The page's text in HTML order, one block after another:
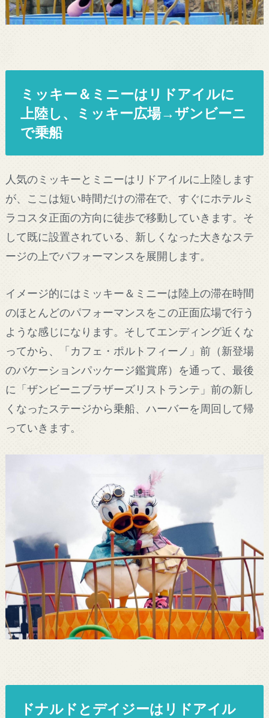
ミッキー＆ミニーはリドアイルに
上陸し、ミッキー広場→ザンビーニ
で乗船
人気のミッキーとミニーはリドアイルに上陸します
が、ここは短い時間だけの滞在で、すぐにホテルミ
ラコスタ正面の方向に徒歩で移動していきます。そ
して既に設置されている、新しくなった大きなステ
ージの上でパフォーマンスを展開します。
イメージ的にはミッキー＆ミニーは陸上の滞在時間
のほとんどのパフォーマンスをこの正面広場で行う
ような感じになります。そしてエンディング近くな
ってから、「カフェ・ポルトフィーノ」前（新登場
のバケーションパッケージ鑑賞席）を通って、最後
に「ザンビーニブラザーズリストランテ」前の新し
くなったステージから乗船、ハーバーを周回して帰
っていきます。
ドナルドとデイジーはリドアイル